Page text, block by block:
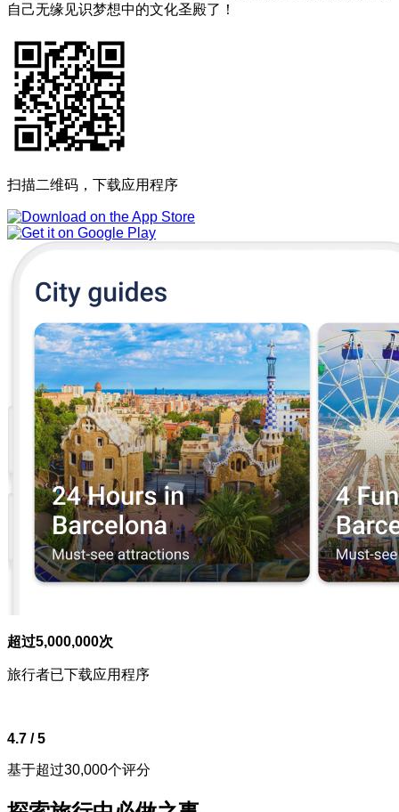
自己无缘见识梦想中的文化圣殿了！
扫描二维码，下载应用程序
超过5,000,000次
旅行者已下载应用程序
4.7 / 5
基于超过30,000个评分